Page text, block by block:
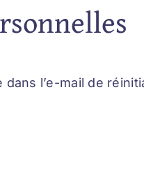
l’e-mail de